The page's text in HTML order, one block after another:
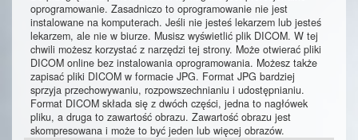
oprogramowanie. Zasadniczo to oprogramowanie nie jest
instalowane na komputerach. Jeśli nie jesteś lekarzem lub jesteś
lekarzem, ale nie w biurze. Musisz wyświetlić plik DICOM. W tej
chwili możesz korzystać z narzędzi tej strony. Może otwierać pliki
DICOM online bez instalowania oprogramowania. Możesz także
zapisać pliki DICOM w formacie JPG. Format JPG bardziej
sprzyja przechowywaniu, rozpowszechnianiu i udostępnianiu.
Format DICOM składa się z dwóch części, jedna to nagłówek
pliku, a druga to zawartość obrazu. Zawartość obrazu jest
skompresowana i może to być jeden lub więcej obrazów.